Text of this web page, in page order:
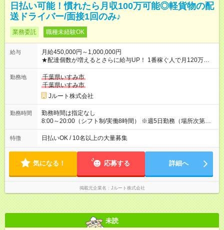
日払い可能！慣れたら月収100万可能◎軽貨物の配
送ドライバー/面接1回のみ♪
業務委託 職種未経験OK
給与
月給450,000円～1,000,000円
★配達個数が増えるとさらに給与UP！ 1番稼ぐ人で月120万ほ
ど！ ・主要都市エリア 月収55万円／週5日稼働 月収65万~112
万円／週6日稼働 ・地方郊外エリア 月収40万円／週5日稼働 月
収40万円~50万円／週6日稼働 ＜モデルイメージ＞ ■月収50万
円 (27歳男性/江東区在住)※元建築関係 1日150個配達×25日勤務
(日休み) ■月収80万円(43歳男性/墨田区在住)※元営業 1日200個
勤務地
千葉県いすみ市
千葉県いすみ市
Jルート株式会社
勤務時間
勤務時間は指定なし
8:00～20:00（シフト制/実働8時間） ※週5日勤務（場所次第で
は週4も有り） ※配達状況によって時間外での勤務可能性有り ※
案件により多少の前後あり ※配達が完了次第、帰社OKです
特徴 日払いOK / 10名以上の大量募集
気になる！ 応募する 詳細へ
掲載元企業名 Jルート株式会社
未読